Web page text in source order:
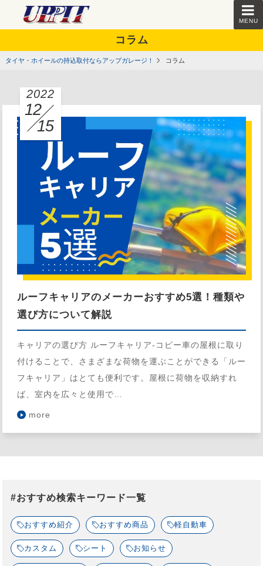
MENU
コラム
タイヤ・ホイールの持込取付ならアップガレージ！ コラム
2022
12
15
ルーフキャリアのメーカーおすすめ5選！種類や
選び方について解説
キャリアの選び方 ルーフキャリア-コピー車の屋根に取り
付けることで、さまざまな荷物を運ぶことができる「ルー
フキャリア」はとても便利です。屋根に荷物を収納すれ
ば、室内を広々と使用で…
more
#おすすめ検索キーワード一覧
おすすめ紹介 おすすめ商品 軽自動車
カスタム シート お知らせ